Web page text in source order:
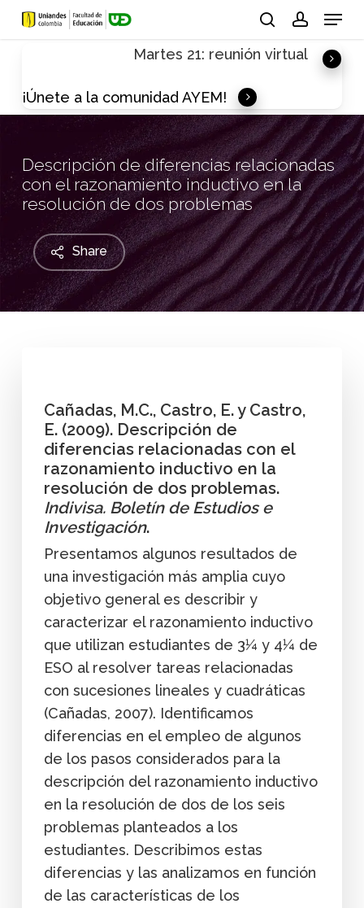
Skip
Menu
Martes 21: reunión virtual
¡Únete a la comunidad AYEM!
Descripción de diferencias relacionadas
con el razonamiento inductivo en la
resolución de dos problemas
Share
Cañadas, M.C., Castro, E. y Castro,
E. (2009). Descripción de
diferencias relacionadas con el
razonamiento inductivo en la
resolución de dos problemas.
Indivisa. Boletín de Estudios e
Investigación.
Presentamos algunos resultados de
una investigación más amplia cuyo
objetivo general es describir y
caracterizar el razonamiento inductivo
que utilizan estudiantes de 3¼ y 4¼ de
ESO al resolver tareas relacionadas
con sucesiones lineales y cuadráticas
(Cañadas, 2007). Identificamos
diferencias en el empleo de algunos
de los pasos considerados para la
descripción del razonamiento inductivo
en la resolución de dos de los seis
problemas planteados a los
estudiantes. Describimos estas
diferencias y las analizamos en función
de las características de los